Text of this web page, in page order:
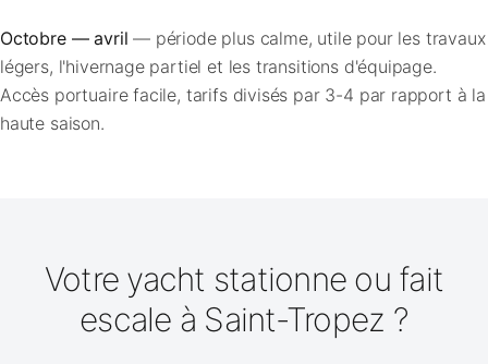
Octobre — avril — période plus calme, utile pour les travaux
légers, l'hivernage partiel et les transitions d'équipage.
Accès portuaire facile, tarifs divisés par 3-4 par rapport à la
haute saison.
Votre yacht stationne ou fait
escale à Saint-Tropez ?